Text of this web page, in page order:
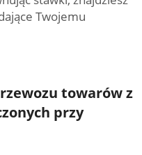
Twojemu
towarów z
przy